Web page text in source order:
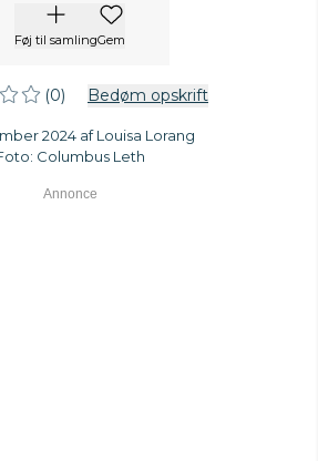
Føj til samlingGem
(0) Bedøm opskrift
2024 af Louisa Lorang
Columbus Leth